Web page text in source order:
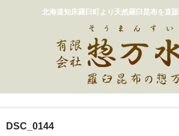
北海道知床羅臼町より天然羅臼昆布を直販
DSC_0144